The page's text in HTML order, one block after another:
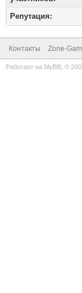
Репутация:
Контакты Zone-
Работает на MyBB , ©